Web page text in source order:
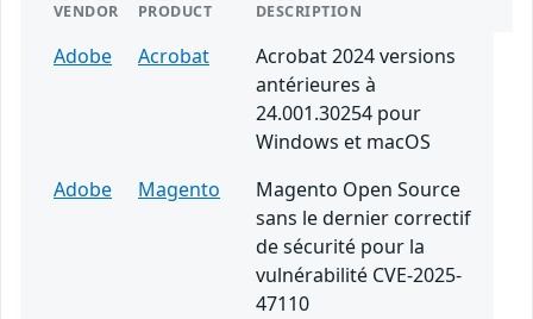
VENDOR PRODUCT DESCRIPTION
Adobe Acrobat
Acrobat 2024 versions
antérieures à
24.001.30254 pour
Windows et macOS
Adobe
Magento
Magento Open Source
sans le dernier correctif
de sécurité pour la
vulnérabilité CVE-2025-
47110